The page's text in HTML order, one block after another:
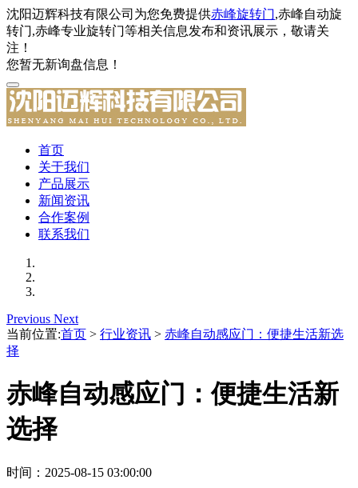
沈阳迈辉科技有限公司为您免费提供赤峰旋转门,赤峰自动旋
转门,赤峰专业旋转门等相关信息发布和资讯展示，敬请关
注！
您暂无新询盘信息！
首页
关于我们
产品展示
新闻资讯
合作案例
联系我们
Previous Next
当前位置:首页 > 行业资讯 > 赤峰自动感应门：便捷生活新选
择
赤峰自动感应门：便捷生活新
选择
时间：2025-08-15 03:00:00